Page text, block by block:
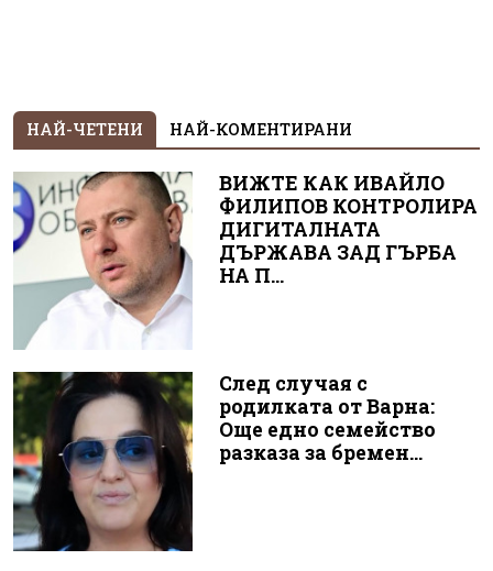
НАЙ-ЧЕТЕНИ НАЙ-КОМЕНТИРАНИ
ВИЖТЕ КАК ИВАЙЛО
ФИЛИПОВ КОНТРОЛИРА
ДИГИТАЛНАТА
ДЪРЖАВА ЗАД ГЪРБА
НА П...
След случая с
родилката от Варна:
Още едно семейство
разказа за бремен...